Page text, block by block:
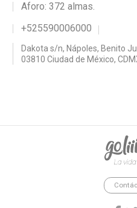
Aforo: 372 almas.
+525590006000
Dakota s/n, Nápoles, Benito
03810 Ciudad de México,